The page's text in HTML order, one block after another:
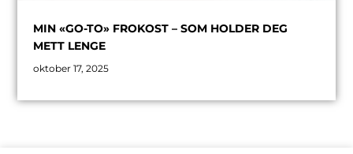
MIN «GO-TO» FROKOST – SOM HOLDER DEG
METT LENGE
oktober 17, 2025